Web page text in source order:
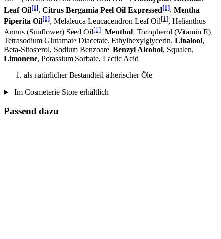
Leaf Oil[1], Citrus Bergamia Peel Oil Expressed[1], Mentha
Piperita Oil[1], Melaleuca Leucadendron Leaf Oil[1], Helianthus
Annus (Sunflower) Seed Oil[1], Menthol, Tocopherol (Vitamin E),
Tetrasodium Glutamate Diacetate, Ethylhexylglycerin, Linalool,
Beta-Sitosterol, Sodium Benzoate, Benzyl Alcohol, Squalen,
Limonene, Potassium Sorbate, Lactic Acid
als natürlicher Bestandteil ätherischer Öle
Im Cosmeterie Store erhältlich
Passend dazu